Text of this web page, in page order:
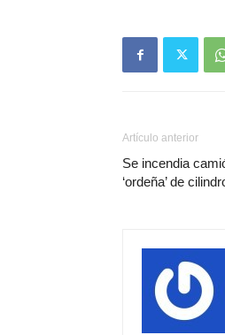
Artículo anterior
Se incendia
‘ordeña’ de